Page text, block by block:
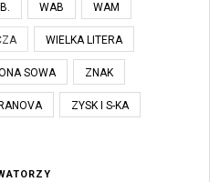
WAB WAM
WIELKA LITERA
SOWA ZNAK
ZYSK I S-KA